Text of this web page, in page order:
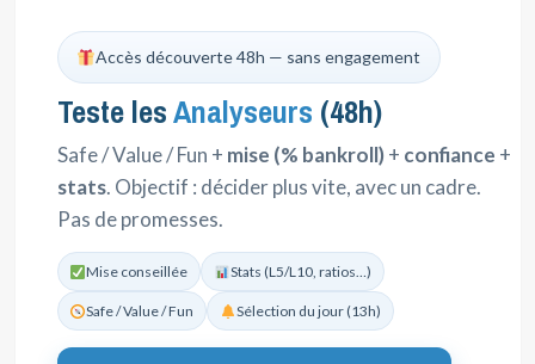
Accès découverte 48h — sans engagement
Teste lesAnalyseurs (48h)
Safe / Value / Fun + mise (% bankroll)+ confiance +
stats. Objectif : décider plus vite, avec un cadre.
Pas de promesses.
Mise conseillée Stats (L5/L10, ratios…)
Safe / Value / Fun Sélection du jour (13h)